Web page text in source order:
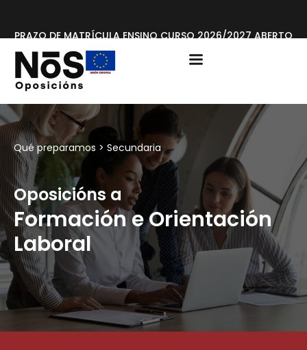
Qué preparamos > Secundaria
Oposicións a
Formación e Orientación
Laboral